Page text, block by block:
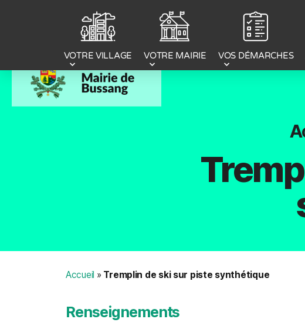
VOTRE VILLAGE VOTRE MAIRIE VOS DÉMARCHES
Accueil » Tremplin de ski sur piste synthétique
Renseignements